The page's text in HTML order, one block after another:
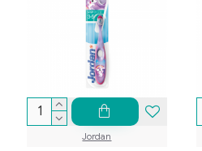
Jordan